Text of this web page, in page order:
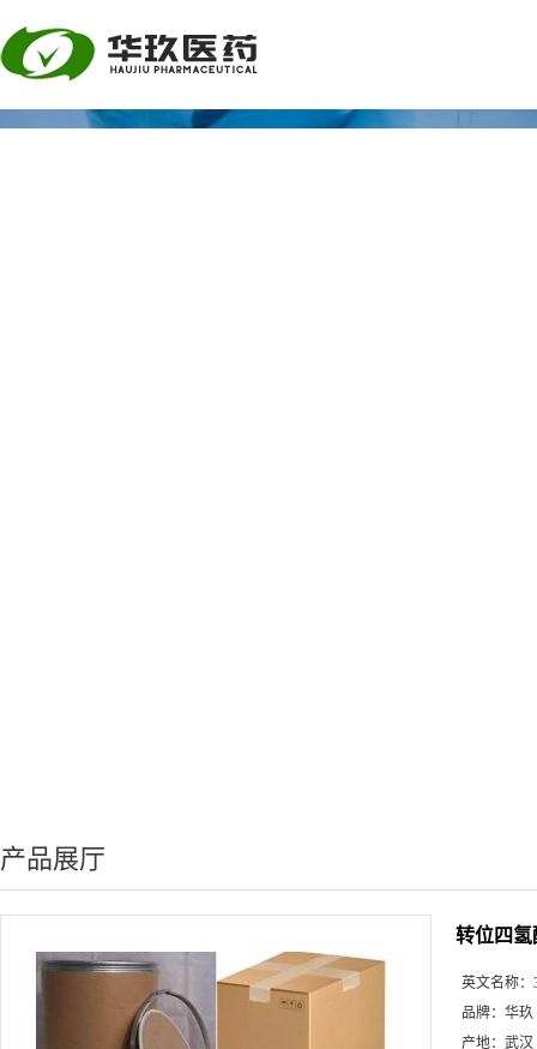
产品展厅
转位四氢
英文名称：
品牌： 华玖
产地： 武汉